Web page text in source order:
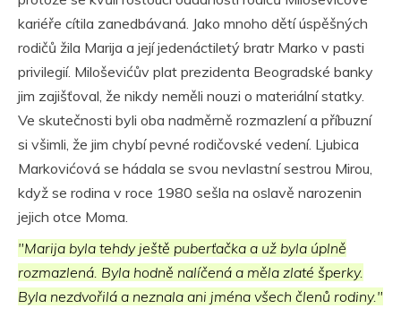
kariéře cítila zanedbávaná. Jako mnoho dětí úspěšných
rodičů žila Marija a její jedenáctiletý bratr Marko v pasti
privilegií. Miloševićův plat prezidenta Beogradské banky
jim zajišťoval, že nikdy neměli nouzi o materiální statky.
Ve skutečnosti byli oba nadměrně rozmazlení a příbuzní
si všimli, že jim chybí pevné rodičovské vedení. Ljubica
Markovićová se hádala se svou nevlastní sestrou Mirou,
když se rodina v roce 1980 sešla na oslavě narozenin
jejich otce Moma.
"Marija byla tehdy ještě puberťačka a už byla úplně
rozmazlená. Byla hodně nalíčená a měla zlaté šperky.
Byla nezdvořilá a neznala ani jména všech členů rodiny."